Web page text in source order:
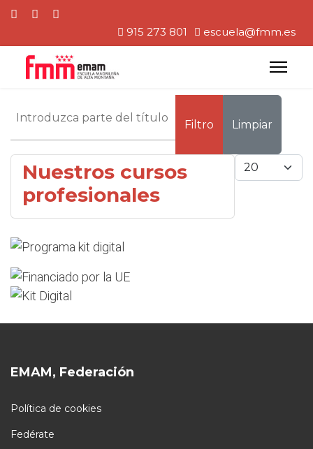
915 273 801 escuela@fmm.es
Filtro Limpiar
Cantidad
Nuestros cursos
profesionales
EMAM, Federación
Política de cookies
Fedérate